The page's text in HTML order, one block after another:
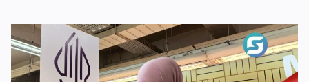
สิ้นเชิง สิ่งนี้กำลังเป็นเทรนด์ที่พฤติกรรมผู้บริโภคได้
เปลี่ยนแปลงไปจากเดิม ด้วยความสะดวกสบายของเทคโนโลยี
ทำให้มีช่องทางการซื้อสินค้าผ่านออนไลน์เข้ามาเป็นตัวเลือกในการ
สั่งซื้อสินค้าในยุคปัจจุบัน โดยตลาดอีคอมเมิร์ซไทยปี 2569 คาด